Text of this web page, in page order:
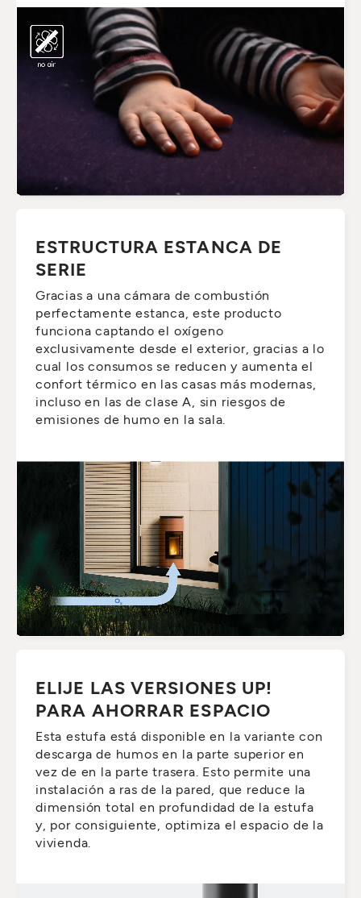
ESTRUCTURA ESTANCA DE
SERIE
Gracias a una cámara de combustión
perfectamente estanca, este producto
funciona captando el oxígeno
exclusivamente desde el exterior, gracias a lo
cual los consumos se reducen y aumenta el
confort térmico en las casas más modernas,
incluso en las de clase A, sin riesgos de
emisiones de humo en la sala.
ELIJE LAS VERSIONES UP!
PARA AHORRAR ESPACIO
Esta estufa está disponible en la variante con
descarga de humos en la parte superior en
vez de en la parte trasera. Esto permite una
instalación a ras de la pared, que reduce la
dimensión total en profundidad de la estufa
y, por consiguiente, optimiza el espacio de la
vivienda.